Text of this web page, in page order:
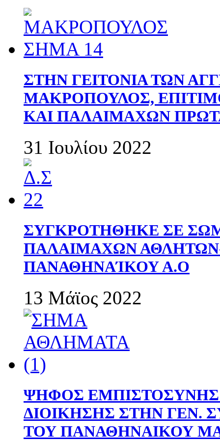
ΣΤΗΝ ΓΕΙΤΟΝΙΑ ΤΩΝ
ΜΑΚΡΟΠΟΥΛΟΣ,
ΚΑΙ ΠΑΛΑΙΜΑΧΩΝ
31 Ιουλίου 2022
ΣΥΓΚΡΟΤΗΘΗΚΕ ΣΕ
ΠΑΛΑΙΜΑΧΩΝ
ΠΑΝΑΘΗΝΑΊΚΟΥ Α.Ο
13 Μάϊος 2022
ΨΗΦΟΣ
ΔΙΟΙΚΗΣΗΣ ΣΤΗΝ ΓΕΝ.
ΤΟΥ ΠΑΝΑΘΗΝΑΙΚΟΥ